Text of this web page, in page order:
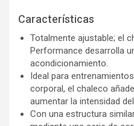
Características
Totalmente ajustable; el
Performance desarrolla
acondicionamiento.
Ideal para
corporal, el chaleco
aumentar la intensidad
Con una estructura